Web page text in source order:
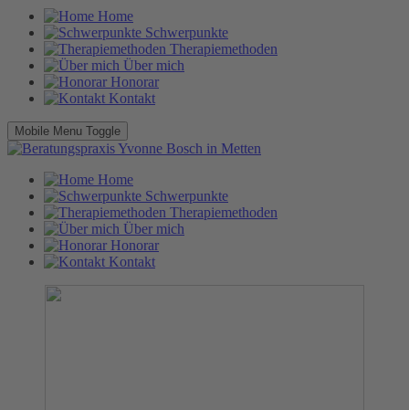
Home
Schwerpunkte
Therapiemethoden
Über mich
Honorar
Kontakt
Mobile Menu Toggle
Home
Schwerpunkte
Therapiemethoden
Über mich
Honorar
Kontakt